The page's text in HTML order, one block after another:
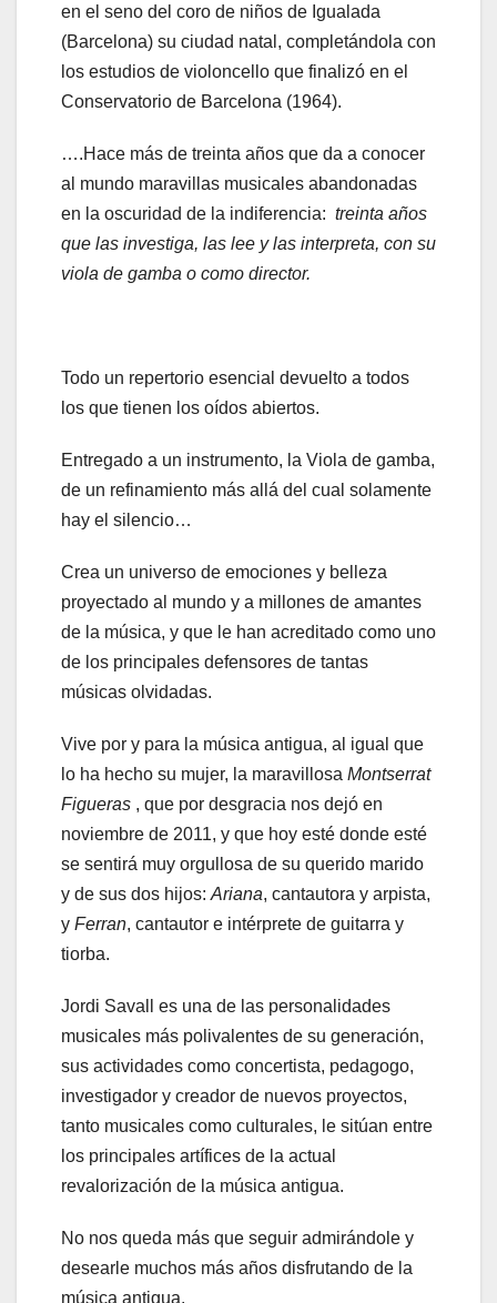
en el seno del coro de niños de Igualada
(Barcelona) su ciudad natal, completándola con
los estudios de violoncello que finalizó en el
Conservatorio de Barcelona (1964).
….Hace más de treinta años que da a conocer
al mundo maravillas musicales abandonadas
en la oscuridad de la indiferencia: treinta años
que las investiga, las lee y las interpreta, con su
viola de gamba o como director.
Todo un repertorio esencial devuelto a todos
los que tienen los oídos abiertos.
Entregado a un instrumento, la Viola de gamba,
de un refinamiento más allá del cual solamente
hay el silencio…
Crea un universo de emociones y belleza
proyectado al mundo y a millones de amantes
de la música, y que le han acreditado como uno
de los principales defensores de tantas
músicas olvidadas.
Vive por y para la música antigua, al igual que
lo ha hecho su mujer, la maravillosa Montserrat
Figueras , que por desgracia nos dejó en
noviembre de 2011, y que hoy esté donde esté
se sentirá muy orgullosa de su querido marido
y de sus dos hijos: Ariana, cantautora y arpista,
y Ferran, cantautor e intérprete de guitarra y
tiorba.
Jordi Savall es una de las personalidades
musicales más polivalentes de su generación,
sus actividades como concertista, pedagogo,
investigador y creador de nuevos proyectos,
tanto musicales como culturales, le sitúan entre
los principales artífices de la actual
revalorización de la música antigua.
No nos queda más que seguir admirándole y
desearle muchos más años disfrutando de la
música antigua.